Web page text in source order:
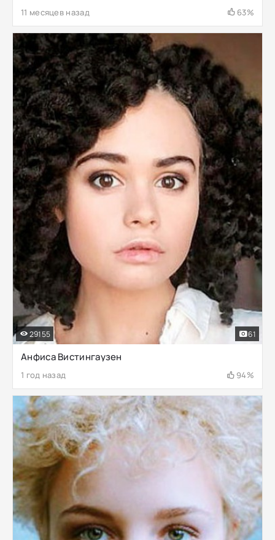
11 месяцев назад 63%
Анфиса Вистингаузен
1 год назад 94%
29155 61